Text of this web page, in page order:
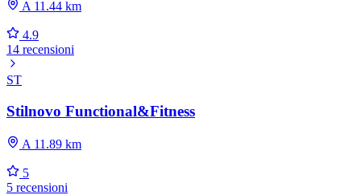
A 11.44 km
4.9
14 recensioni
ST
Stilnovo Functional&Fitness
A 11.89 km
5
5 recensioni